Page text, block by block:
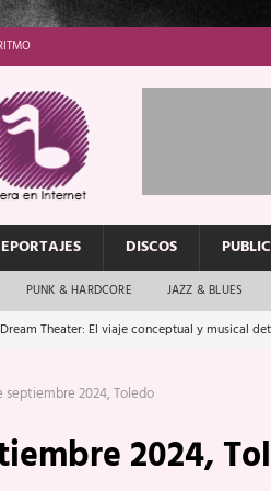
DISCOS
PUNK & HARDCORE JAZZ & BLUES
Dream Theater: El viaje conceptual y musical
Con Todo: El rock urbano sigue en
Ave Exsilyum, los que van a escucharte te saludan
septiembre 2024, Toledo
2024,